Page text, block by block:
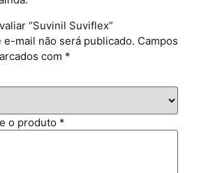
“Suvinil Suviflex”
e-mail não será publicado. Campos
com *
o produto *